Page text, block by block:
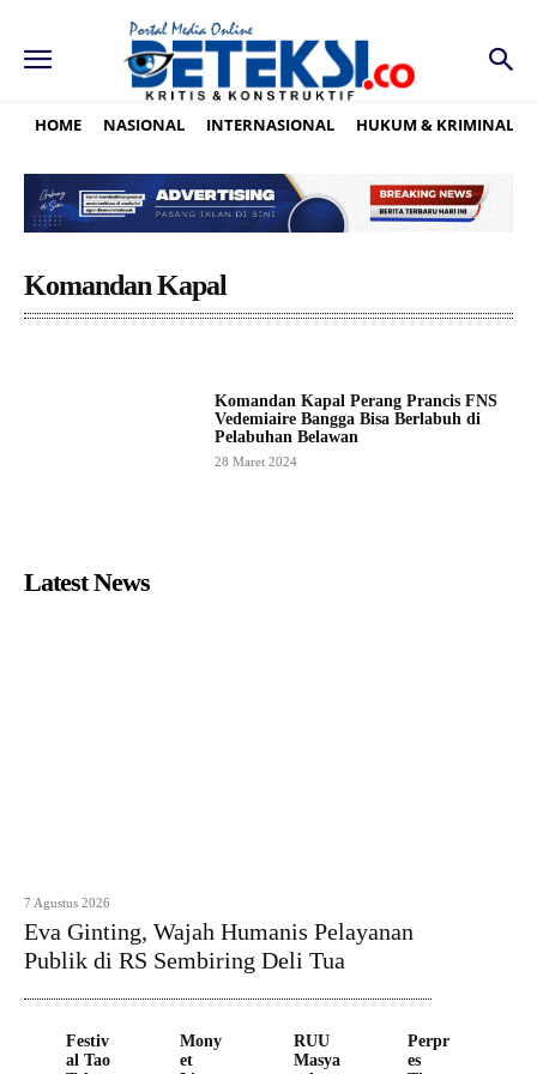
HOME NASIONAL INTERNASIONAL HUKUM & KRIMINAL
Komandan Kapal
Komandan Kapal Perang Prancis FNS
Vedemiaire Bangga Bisa Berlabuh di
Pelabuhan Belawan
28 Maret 2024
Latest News
7 Agustus 2026
Eva Ginting, Wajah Humanis Pelayanan
Publik di RS Sembiring Deli Tua
Festiv
al Tao
Mony
et
RUU
Masya
Perpr
es